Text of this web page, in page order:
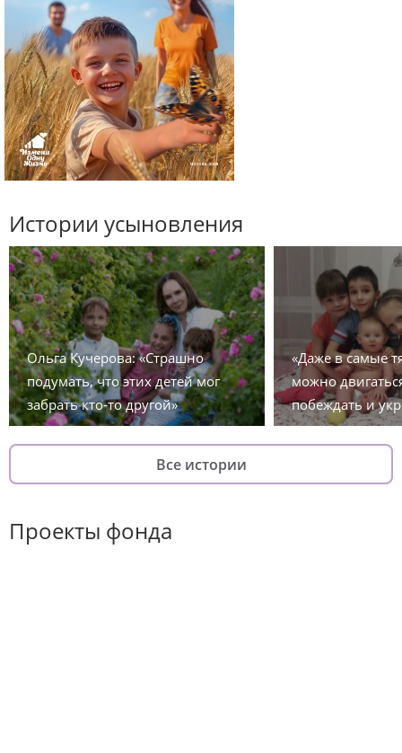
Истории усыновления
Ольга Кучерова: «Страшно
подумать, что этих детей мог
забрать кто-то другой»
«Даже в самые
можно
побеждать и
Все истории
Проекты фонда